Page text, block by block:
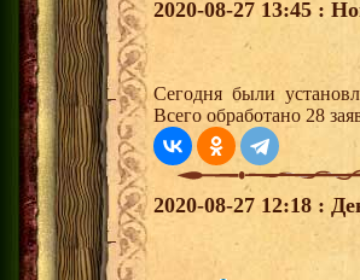
2020-08-27 13:45 :
Сегодня были
Всего обработано 28
2020-08-27 12:18 :